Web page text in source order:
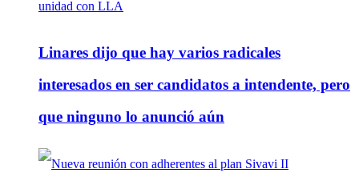
Linares dijo que hay varios radicales
interesados en ser candidatos a intendente, pero
que ninguno lo anunció aún